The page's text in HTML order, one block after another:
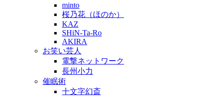
minto
桜乃花（ほのか）
KAZ
SHiN-Ta-Ro
AKIRA
お笑い芸人
電撃ネットワーク
長州小力
催眠術
十文字幻斎